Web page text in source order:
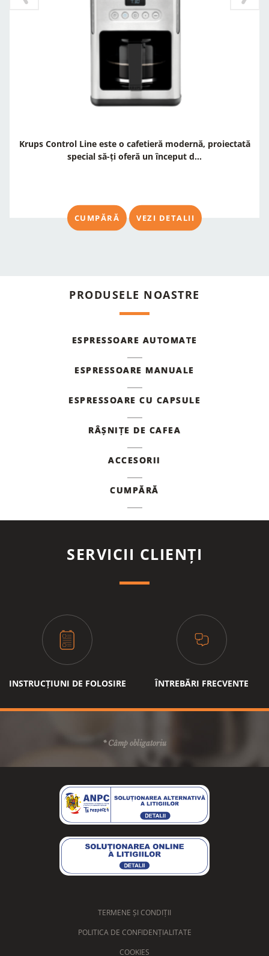
Krups Control Line este o cafetieră modernă, proiectată
special să-ți oferă un început d...
CUMPĂRĂ VEZI DETALII
PRODUSELE NOASTRE
ESPRESSOARE AUTOMATE
ESPRESSOARE MANUALE
ESPRESSOARE CU CAPSULE
RÂȘNIȚE DE CAFEA
ACCESORII
CUMPĂRĂ
SERVICII CLIENȚI
INSTRUCȚIUNI DE FOLOSIRE ÎNTREBĂRI FRECVENTE
* Câmp obligatoriu
TERMENE ȘI CONDIȚII
POLITICA DE CONFIDENȚIALITATE
COOKIES